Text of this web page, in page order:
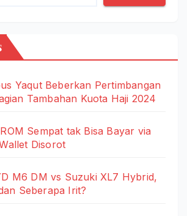
Yaqut Beberkan Pertimbangan
Tambahan Kuota Haji 2024
Sempat tak Bisa Bayar via
Disorot
M6 DM vs Suzuki XL7 Hybrid,
Seberapa Irit?